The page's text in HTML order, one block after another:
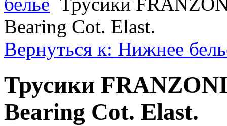
Bearing Cot. Elast.
Вернуться к: Нижнее
Трусики
Bearing Cot. Elast.